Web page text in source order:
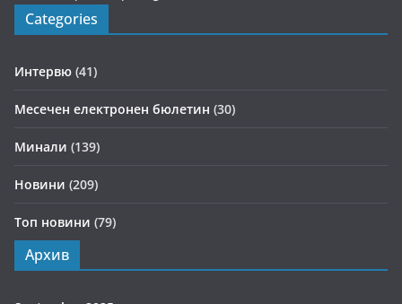
Categories
Интервю (41)
Месечен електронен бюлетин (30)
Минали (139)
Новини (209)
Топ новини (79)
Архив